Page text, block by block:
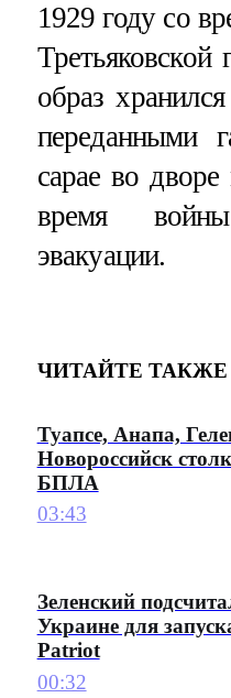
1929 году со
Третьяковской
образ
переданными
сарае во
время
эвакуации.
ЧИТАЙТЕ ТАКЖЕ
Туапсе, Анапа,
Новороссийск
БПЛА
03:43
Зеленский
Украине для
Patriot
00:32